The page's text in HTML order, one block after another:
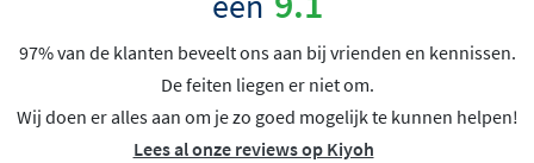
97% van de klanten beveelt ons aan bij vrienden en kennissen.
De feiten liegen er niet om.
Wij doen er alles aan om je zo goed mogelijk te kunnen helpen!
Lees al onze reviews op Kiyoh